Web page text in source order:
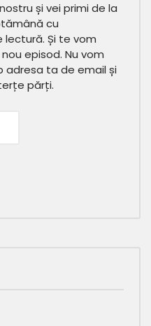
și vei primi de la
cu
Și te vom
episod. Nu vom
adresa ta de email și
părți.